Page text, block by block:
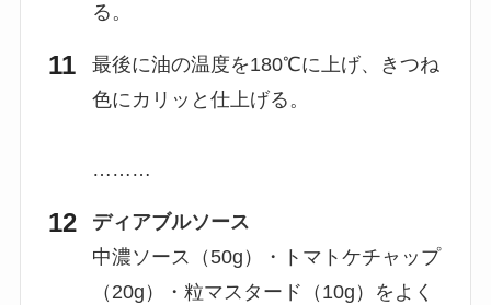
る。
最後に油の温度を180℃に上げ、きつね
色にカリッと仕上げる。
………
ディアブルソース
中濃ソース（50g）・トマトケチャップ
（20g）・粒マスタード（10g）をよく